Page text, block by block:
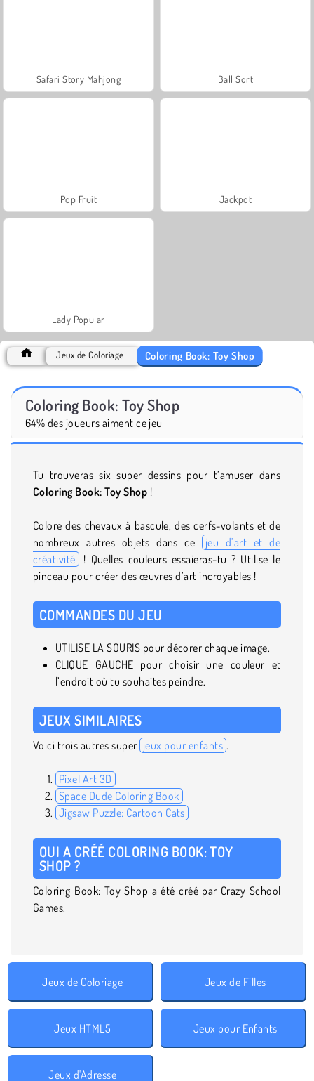
Safari Story Mahjong Ball Sort
Pop Fruit Jackpot
Lady Popular
Jeux de Coloriage Coloring Book: Toy Shop
Coloring Book: Toy Shop
64% des joueurs aiment ce jeu
Tu trouveras six super dessins pour t’amuser dans
Coloring Book: Toy Shop !
Colore des chevaux à bascule, des cerfs-volants et de
nombreux autres objets dans ce
jeu d’art et de
créativité ! Quelles couleurs essaieras-tu ? Utilise le
pinceau pour créer des œuvres d’art incroyables !
COMMANDES DU JEU
UTILISE LA SOURIS pour décorer chaque image.
CLIQUE GAUCHE pour choisir une couleur et
l’endroit où tu souhaites peindre.
JEUX SIMILAIRES
Voici trois autres super jeux pour enfants .
Pixel Art 3D
Space Dude Coloring Book
Jigsaw Puzzle: Cartoon Cats
QUI A CRÉÉ COLORING BOOK: TOY
SHOP ?
Coloring Book: Toy Shop a été créé par Crazy School
Games.
Jeux de Coloriage Jeux de Filles
Jeux HTML5 Jeux pour Enfants
Jeux d'Adresse